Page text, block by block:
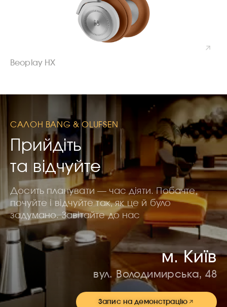
Beoplay HX
САЛОН BANG & OLUFSEN
Прийдіть
та відчуйте
Досить планувати — час діяти. Побачте,
почуйте і відчуйте так, як це й було
задумано. Завітайте до нас
м. Київ
вул. Володимирська, 48
Запис на демонстрацію